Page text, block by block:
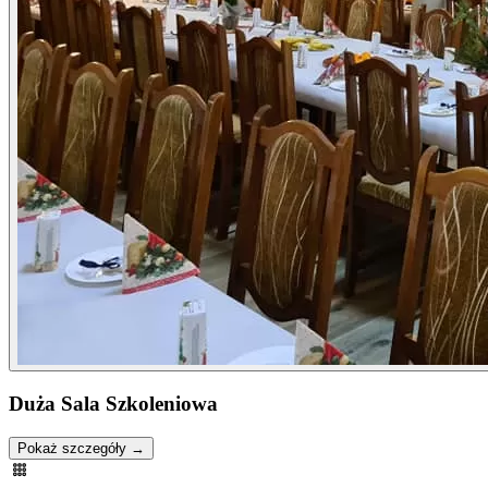
Duża Sala Szkoleniowa
Pokaż szczegóły →